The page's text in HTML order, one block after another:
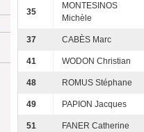
35
MONTESINOS
Michèle
37 CABÈS Marc
41 WODON Christian
48 ROMUS Stéphane
49 PAPION Jacques
51 FANER Catherine